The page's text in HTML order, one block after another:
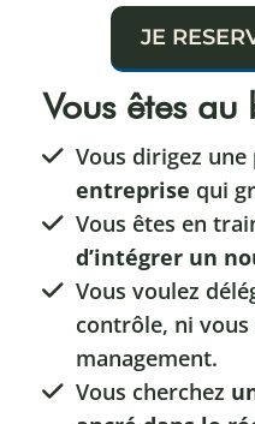
JE
Vous êtes
Vous dirigez une
entreprise qui
Vous êtes en
d’intégrer un
Vous voulez
contrôle, ni
management.
Vous cherchez